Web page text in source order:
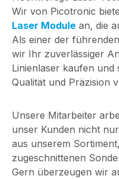
Wir von Picotronic
Laser Module an, die
Als einer der
wir Ihr zuverlässiger
Linienlaser kaufen und
Qualität und Präzision
Unsere Mitarbeiter
unser Kunden nicht
aus unserem
zugeschnittenen
Gern überzeugen wir